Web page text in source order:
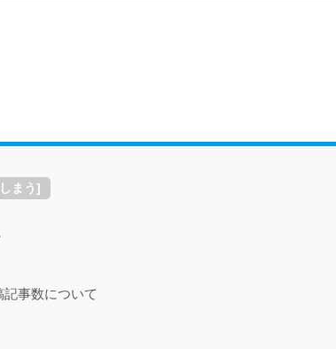
ヶ月目のPV数、収益、今後
まう]
事数について